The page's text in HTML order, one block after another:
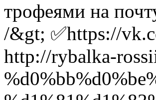
трофеями на
/&gt; ✅https://
http://rybalka-